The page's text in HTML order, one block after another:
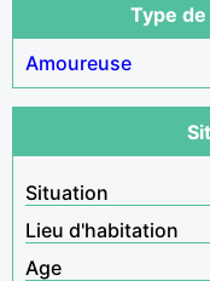
Type
Amoureuse
Situation
Lieu d'habitation
Age